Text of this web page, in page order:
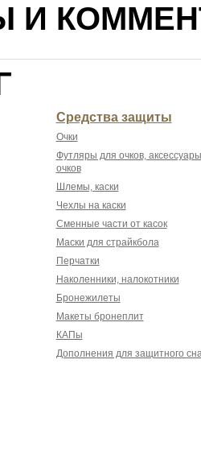
И
Средства защиты
Очки
Футляры для очков,
очков
Шлемы, каски
Чехлы на каски
Сменные части от касок
Маски для страйкбола
Перчатки
Наколенники, налокотники
Бронежилеты
Макеты бронеплит
КАПы
Дополнения для защитного